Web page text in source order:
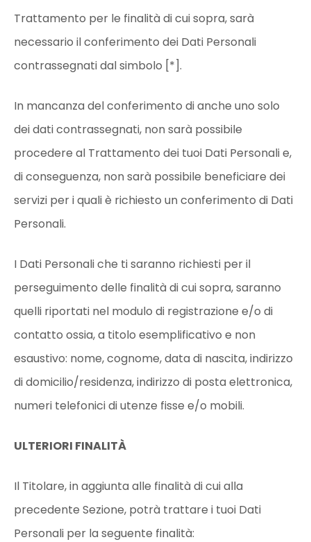
Trattamento per le finalità di cui sopra, sarà
necessario il conferimento dei Dati Personali
contrassegnati dal simbolo [*].
In mancanza del conferimento di anche uno solo
dei dati contrassegnati, non sarà possibile
procedere al Trattamento dei tuoi Dati Personali e,
di conseguenza, non sarà possibile beneficiare dei
servizi per i quali è richiesto un conferimento di Dati
Personali.
I Dati Personali che ti saranno richiesti per il
perseguimento delle finalità di cui sopra, saranno
quelli riportati nel modulo di registrazione e/o di
contatto ossia, a titolo esemplificativo e non
esaustivo: nome, cognome, data di nascita, indirizzo
di domicilio/residenza, indirizzo di posta elettronica,
numeri telefonici di utenze fisse e/o mobili.
ULTERIORI FINALITÀ
Il Titolare, in aggiunta alle finalità di cui alla
precedente Sezione, potrà trattare i tuoi Dati
Personali per la seguente finalità: